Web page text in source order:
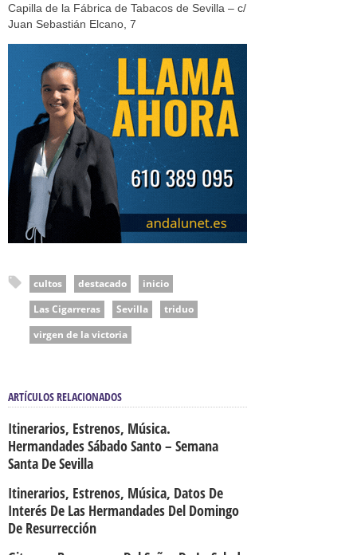
Capilla de la Fábrica de Tabacos de Sevilla – c/
Juan Sebastián Elcano, 7
cultos destacado
inicio
Las Cigarreras
Sevilla
triduo
virgen de la victoria
ARTÍCULOS RELACIONADOS
Itinerarios, Estrenos, Música.
Hermandades Sábado Santo – Semana
Santa De Sevilla
Itinerarios, Estrenos, Música, Datos De
Interés De Las Hermandades Del Domingo
De Resurrección